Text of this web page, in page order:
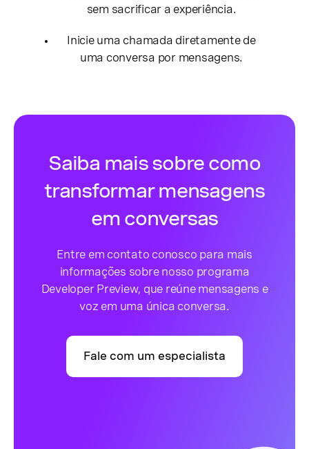
sem sacrificar a experiência.
Inicie uma chamada diretamente de
uma conversa por mensagens.
Saiba mais sobre como
transformar mensagens
em conversas
Entre em contato conosco para mais
informações sobre nosso programa
Developer Preview, que reúne mensagens e
voz em uma única conversa.
Fale com um especialista